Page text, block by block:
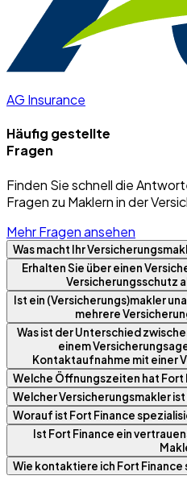
AG Insurance
Häufig gestellte
Fragen
Finden Sie schnell die
Fragen zu Maklern in der
Mehr Fragen ansehen
Was macht Ihr
Erhalten Sie über einen
Versicherungsschutz
Ist ein (Versicherungs)makler
mehrere
Was ist der Unterschied
einem
Kontaktaufnahme mit einer
Welche Öffnungszeiten hat Fort
Welcher Versicherungsmakler
Worauf ist Fort Finance
Ist Fort Finance ein
Wie kontaktiere ich Fort Finance